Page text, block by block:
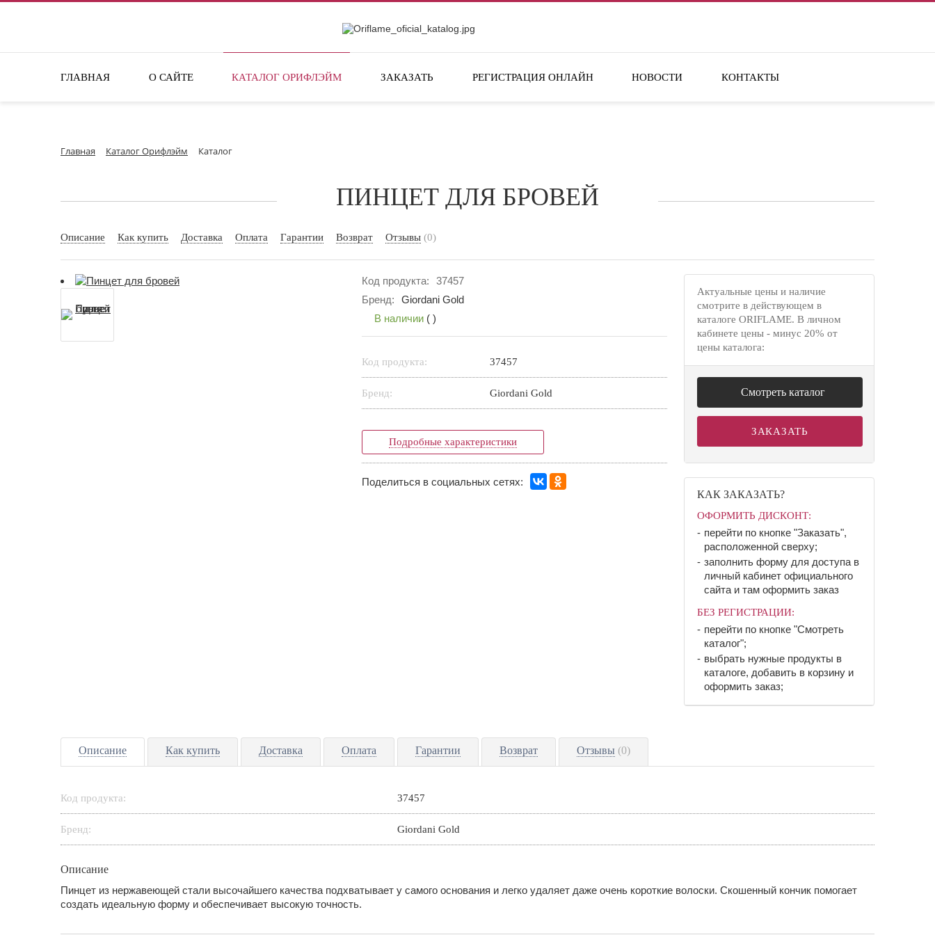
ГЛАВНАЯ О САЙТЕ КАТАЛОГ ОРИФЛЭЙМ ЗАКАЗАТЬ РЕГИСТРАЦИЯ ОНЛАЙН НОВОСТИ КОНТАКТЫ
ПОИСК ПО САЙТУ
Главная Каталог Орифлэйм Каталог
ПИНЦЕТ ДЛЯ БРОВЕЙ
Описание Как купить Доставка Оплата Гарантии Возврат Отзывы (0)
Код продукта:
37457
Бренд:
Giordani Gold
В наличии ( )
Код продукта: 37457
Бренд: Giordani Gold
Подробные характеристики
Поделиться в социальных сетях:
Актуальные цены и наличие
смотрите в действующем в
каталоге ORIFLAME. В личном
кабинете цены - минус 20% от
цены каталога:
Смотреть каталог
ЗАКАЗАТЬ
КАК ЗАКАЗАТЬ?
ОФОРМИТЬ ДИСКОНТ:
перейти по кнопке "Заказать",
расположенной сверху;
заполнить форму для доступа в
личный кабинет официального
сайта и там оформить заказ
БЕЗ РЕГИСТРАЦИИ:
перейти по кнопке "Смотреть
каталог";
выбрать нужные продукты в
каталоге, добавить в корзину и
оформить заказ;
Описание Как купить Доставка Оплата Гарантии Возврат Отзывы (0)
Код продукта: 37457
Бренд: Giordani Gold
Описание
Пинцет из нержавеющей стали высочайшего качества подхватывает у самого основания и легко удаляет даже очень короткие волоски. Скошенный кончик помогает
создать идеальную форму и обеспечивает высокую точность.